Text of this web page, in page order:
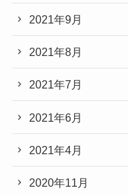
2021年9月
2021年8月
2021年7月
2021年6月
2021年4月
2020年11月